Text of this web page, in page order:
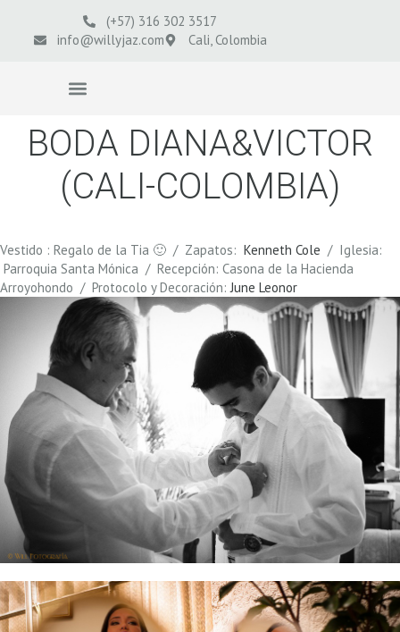
(+57) 316 302 3517
info@willyjaz.com
Cali, Colombia
BODA DIANA&VICTOR
(CALI-COLOMBIA)
Vestido : Regalo de la Tia 🙂 / Zapatos: Kenneth Cole / Iglesia:
Parroquia Santa Mónica / Recepción: Casona de la Hacienda
Arroyohondo / Protocolo y Decoración: June Leonor